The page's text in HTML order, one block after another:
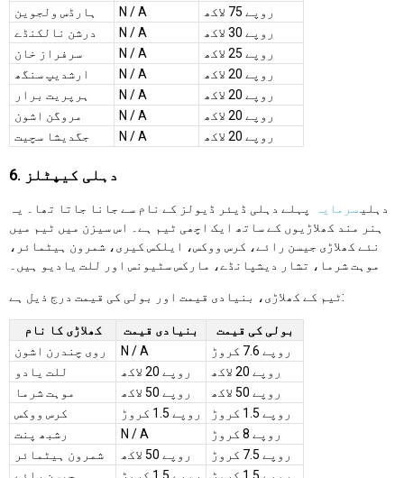
ہارڈس ولجوین
N / A
روپے 75 لاکھ
درشن نالکنڈے
N / A
روپے 30 لاکھ
سرفراز خان
N / A
روپے 25 لاکھ
ارشدیپ سنگھ
N / A
روپے 20 لاکھ
ہرپریت برار
N / A
روپے 20 لاکھ
مروگن اشون
N / A
روپے 20 لاکھ
جگدیشا سچیت
N / A روپے 20 لاکھ
6. دہلی کیپٹلز
دہلی سرمایہ
پہلے دہلی ڈیئر ڈیولز کے نام سے جانا جاتا تھا۔ یہ
ہنر مند کھلاڑیوں کے ساتھ ایک اچھی ٹیم ہے۔ اس سیزن میں ٹیم میں
نئے کھلاڑی جیسن رائے، کرس ووکس، ایلکس کیری، شمرون ہیٹمائر،
موہت شرما، تشار دیشپانڈے، مارکس سٹیونس اور للت یادیو ہیں۔
ٹیم کے کھلاڑی، بنیادی قیمت اور بولی کی قیمت درج ذیل ہے:
کھلاڑی کا نام بنیادی قیمت
بولی کی قیمت
روی چندرن اشون
N / A
روپے 7.6 کروڑ
للت یادو
روپے 20 لاکھ
روپے 20 لاکھ
موہت شرما
روپے 50 لاکھ
روپے 50 لاکھ
کرس ووکس
روپے 1.5 کروڑ
روپے 1.5 کروڑ
رشبھ پنت
N / A
روپے 8 کروڑ
شمرون ہیٹمائر
روپے 50 لاکھ
روپے 7.5 کروڑ